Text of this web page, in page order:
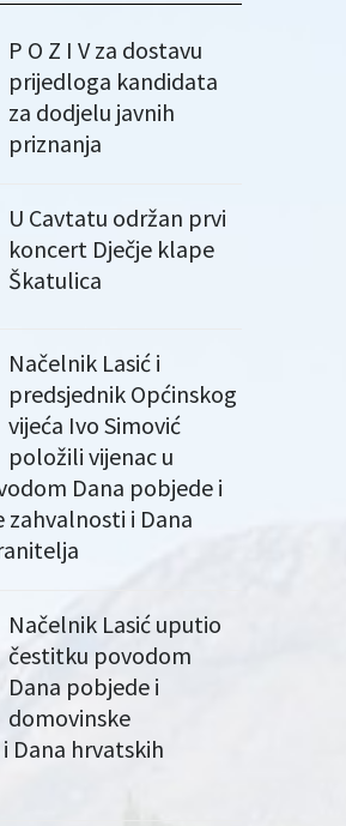
P O Z I V za dostavu
prijedloga kandidata
za dodjelu javnih
priznanja
U Cavtatu održan prvi
koncert Dječje klape
Škatulica
Načelnik Lasić i
predsjednik Općinskog
vijeća Ivo Simović
položili vijenac u
Dana pobjede i
zahvalnosti i Dana
Načelnik Lasić uputio
čestitku povodom
Dana pobjede i
domovinske
Dana hrvatskih